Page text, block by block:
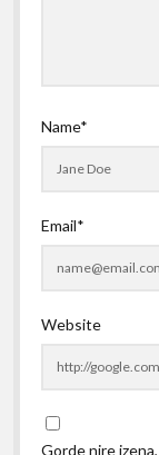
Name*
Email*
Website
Gorde nire